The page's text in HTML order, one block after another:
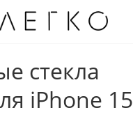
стекла
iPhone 15